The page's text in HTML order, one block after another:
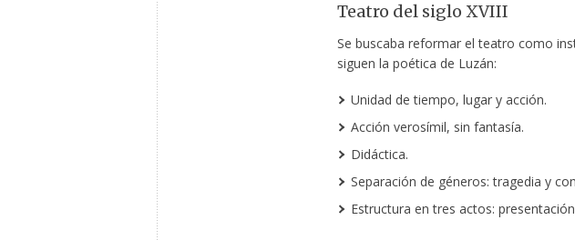
Teatro del siglo XVIII
Se buscaba reformar el teatro como
siguen la poética de Luzán:
Unidad de tiempo, lugar y acción.
Acción verosímil, sin fantasía.
Didáctica.
Separación de géneros: tragedia y
Estructura en tres actos: